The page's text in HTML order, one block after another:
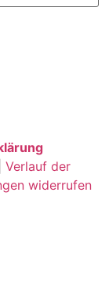
Verlauf der
widerrufen